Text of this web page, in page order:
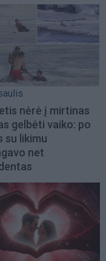
nėrė į mirtinas
gelbėti vaiko: po
su likimu
net